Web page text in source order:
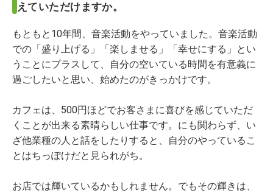
えていただけますか。
もともと10年間、音楽活動をやっていました。音楽活動
での「盛り上げる」「楽しませる」「幸せにする」とい
うことにプラスして、自分の空いている時間を有意義に
過ごしたいと思い、始めたのがきっかけです。
カフェは、500円ほどでお客さまに喜びを感じていただ
くことが出来る素晴らしい仕事です。にも関わらず、い
ざ他業種の人と話をしたりすると、自分のやっているこ
とはちっぽけだと見られがち。
お店では輝いているかもしれません。でもその輝きは、